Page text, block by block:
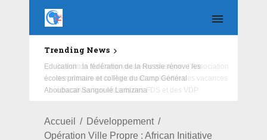
Trending News
Education : la fédération de la Russie rénove les
écoles primaire et collège du Camp Général
Aboubacar Sangoulé Lamizana
Accueil
Développement
Opération Ville Propre : African Initiative